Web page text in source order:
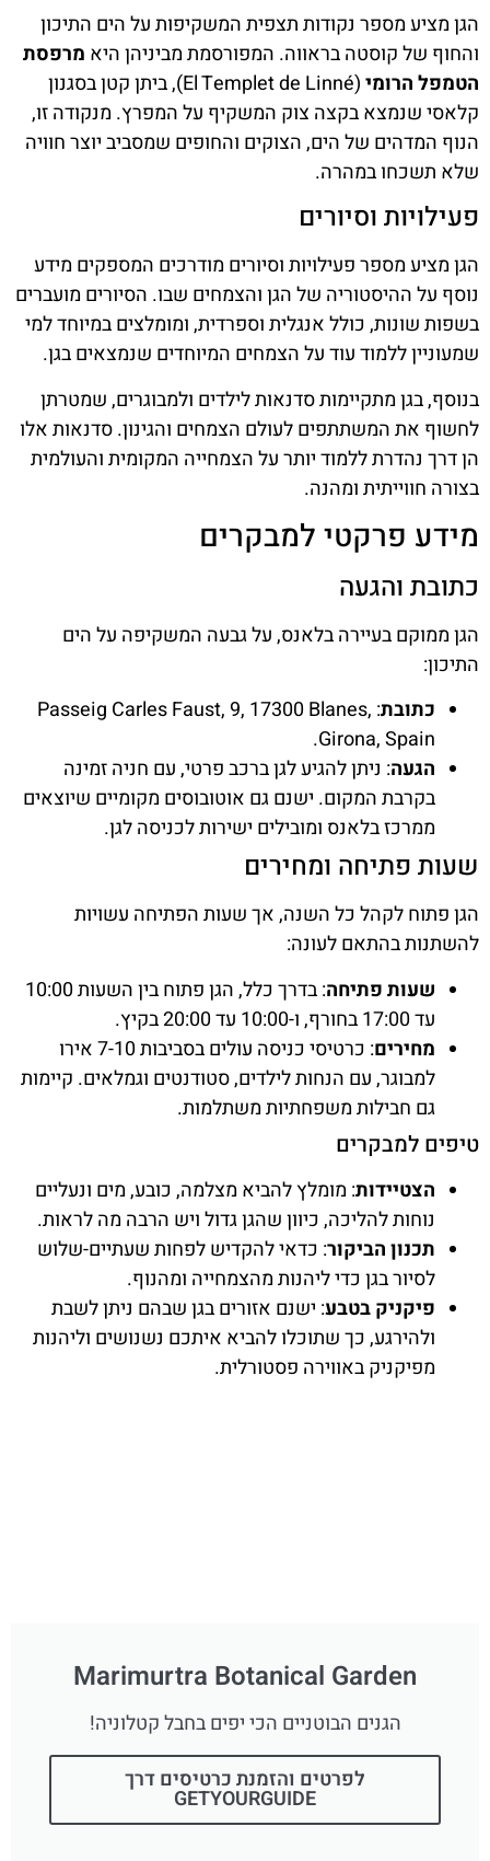
הגן מציע מספר נקודות תצפית המשקיפות על הים התיכון
והחוף של קוסטה בראווה. המפורסמת מביניהן היא מרפסת
הטמפל הרומי
(El Templet de Linné), ביתן קטן בסגנון
קלאסי שנמצא בקצה צוק המשקיף על המפרץ. מנקודה זו,
הנוף המדהים של הים, הצוקים והחופים שמסביב יוצר חוויה
שלא תשכחו במהרה.
פעילויות וסיורים
הגן מציע מספר פעילויות וסיורים מודרכים המספקים מידע
נוסף על ההיסטוריה של הגן והצמחים שבו. הסיורים מועברים
בשפות שונות, כולל אנגלית וספרדית, ומומלצים במיוחד למי
שמעוניין ללמוד עוד על הצמחים המיוחדים שנמצאים בגן.
בנוסף, בגן מתקיימות סדנאות לילדים ולמבוגרים, שמטרתן
לחשוף את המשתתפים לעולם הצמחים והגינון. סדנאות אלו
הן דרך נהדרת ללמוד יותר על הצמחייה המקומית והעולמית
בצורה חווייתית ומהנה.
מידע פרקטי למבקרים
כתובת והגעה
הגן ממוקם בעיירה בלאנס, על גבעה המשקיפה על הים
התיכון:
כתובת : Passeig Carles Faust, 9, 17300 Blanes,
Girona, Spain.
הגעה: ניתן להגיע לגן ברכב פרטי, עם חניה זמינה
בקרבת המקום. ישנם גם אוטובוסים מקומיים שיוצאים
ממרכז בלאנס ומובילים ישירות לכניסה לגן.
שעות פתיחה ומחירים
הגן פתוח לקהל כל השנה, אך שעות הפתיחה עשויות
להשתנות בהתאם לעונה:
שעות פתיחה
: בדרך כלל, הגן פתוח בין השעות 10:00
עד 17:00 בחורף, ו-10:00 עד 20:00 בקיץ.
מחירים
: כרטיסי כניסה עולים בסביבות 7-10 אירו
למבוגר, עם הנחות לילדים, סטודנטים וגמלאים. קיימות
גם חבילות משפחתיות משתלמות.
טיפים למבקרים
הצטיידות: מומלץ להביא מצלמה, כובע, מים ונעליים
נוחות להליכה, כיוון שהגן גדול ויש הרבה מה לראות.
תכנון הביקור: כדאי להקדיש לפחות שעתיים-שלוש
לסיור בגן כדי ליהנות מהצמחייה ומהנוף.
פיקניק בטבע: ישנם אזורים בגן שבהם ניתן לשבת
ולהירגע, כך שתוכלו להביא איתכם נשנושים וליהנות
מפיקניק באווירה פסטורלית.
Marimurtra Botanical Garden
הגנים הבוטניים הכי יפים בחבל קטלוניה!
לפרטים והזמנת כרטיסים דרך
GETYOURGUIDE